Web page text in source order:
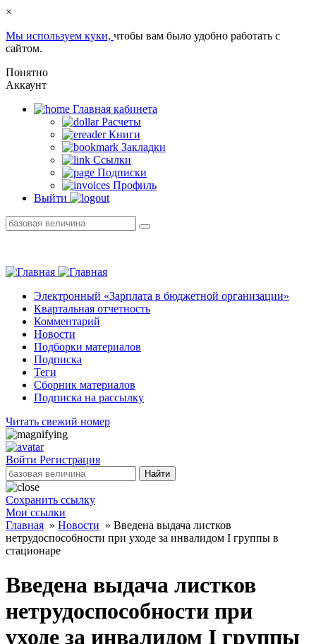
×
Мы используем куки, чтобы вам было удобно работать с
сайтом.
Понятно
Аккаунт
Главная кабинетa
Расчеты
Книги
Закладки
Ссылки
Подписки
Профиль
Выйти
Электронный «Зарплата в бюджетной организации»
Квартальная отчетность
Комментарий
Новости
Подборки материалов
Подписка
Теги
Сборник материалов
Подписка на рассылку
Читать свежий номер
Войти Регистрация
Найти
Сохранить ссылку
Мои ссылки
Главная » Новости » Введена выдача листков
нетрудоспособности при уходе за инвалидом I группы в
стационаре
Введена выдача листков
нетрудоспособности при
уходе за инвалидом I группы